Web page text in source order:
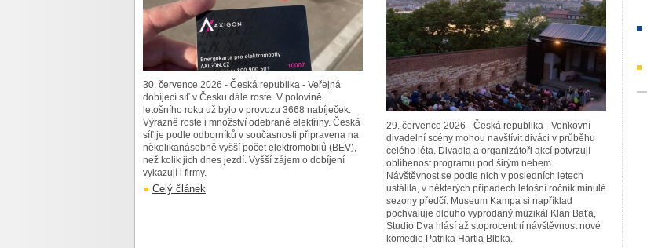
30. července 2026 - Česká republika - Veřejná
dobíjecí síť v Česku dále roste. V polovině
letošního roku už bylo v provozu 3668 nabíječek.
Výrazně roste i množství odebrané elektřiny. Česká
síť je podle odborníků v současnosti připravena na
několikanásobně vyšší počet elektromobilů (BEV),
než kolik jich dnes jezdí. Vyšší zájem o dobíjení
vykazují i firmy.
Celý článek
29. července 2026 - Česká republika - Venkovní
divadelní scény mohou navštívit diváci v průběhu
celého léta. Divadla a organizátoři akcí potvrzují
oblíbenost programu pod širým nebem.
Návštěvnost se podle nich v posledních letech
ustálila, v některých případech letošní ročník minulé
sezony předčí. Museum Kampa si například
pochvaluje dlouho vyprodaný muzikál Klan Baťa,
Studio Dva hlásí až stoprocentní návštěvnost nové
komedie Patrika Hartla Blbka.